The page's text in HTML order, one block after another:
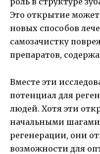
Это открытие
новых способов
самозачистку
препаратов,
Вместе эти
потенциал для
людей. Хотя эти
начальными шагами
регенерации, они
возможности для